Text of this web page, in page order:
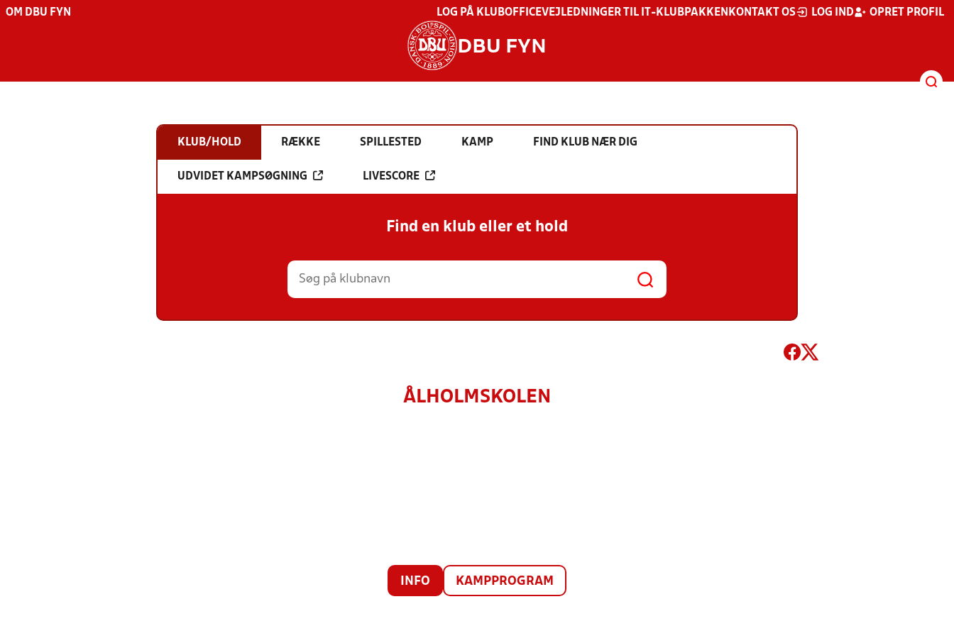
OM DBU FYN LOG PÅ KLUBOFFICEVEJLEDNINGER TIL IT-KLUBPAKKEN KONTAKT OS LOG IND OPRET PROFIL
DBU FYN
KLUB/HOLD RÆKKE SPILLESTED KAMP FIND KLUB NÆR DIG
UDVIDET KAMPSØGNING LIVESCORE
Find en klub eller et hold
ÅLHOLMSKOLEN
INFO KAMPPROGRAM